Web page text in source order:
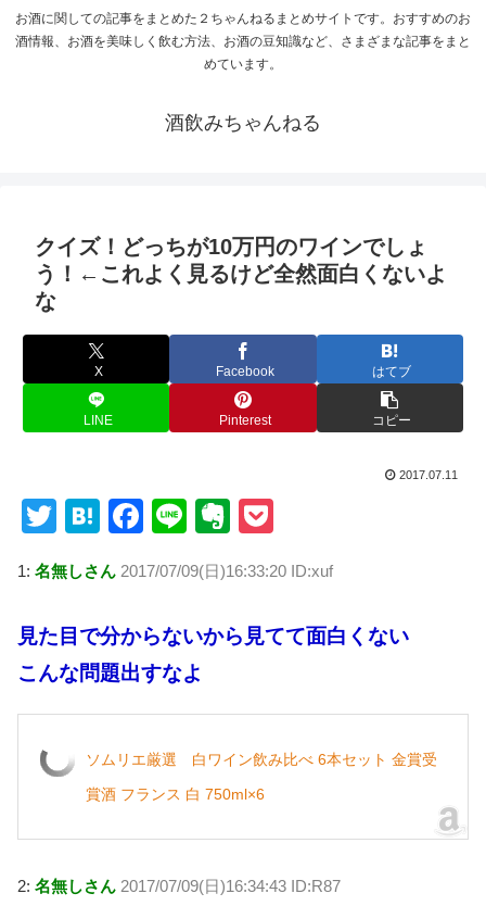
お酒に関しての記事をまとめた２ちゃんねるまとめサイトです。おすすめのお
酒情報、お酒を美味しく飲む方法、お酒の豆知識など、さまざまな記事をまと
めています。
酒飲みちゃんねる
クイズ！どっちが10万円のワインでしょ
う！←これよく見るけど全然面白くないよ
な
X Facebook はてブ
LINE Pinterest コピー
2017.07.11
T
tt
er
H
e
n
a
F
c
e
b
o
o
k
Li
e
E
er
n
ot
ck
et
1: 名無しさん 2017/07/09(日)16:33:20 ID:xuf
見た目で分からないから見てて面白くない
こんな問題出すなよ
ソムリエ厳選 白ワイン飲み比べ 6本セット 金賞受
賞酒 フランス 白 750ml×6
2: 名無しさん 2017/07/09(日)16:34:43 ID:R87